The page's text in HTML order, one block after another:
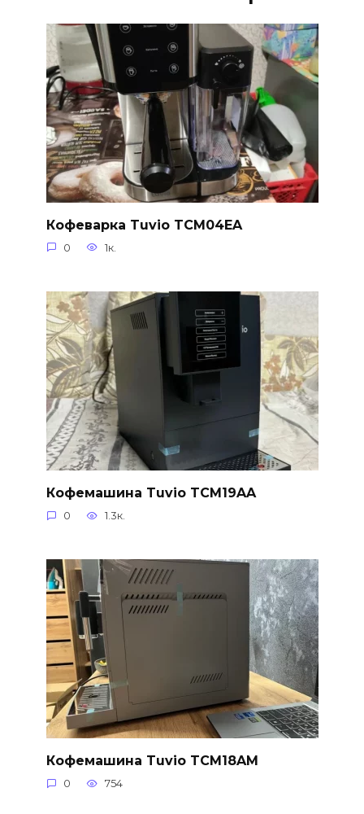
Кофеварка Tuvio TCM04EA
0 1к.
Кофемашина Tuvio TCM19AA
0 1.3к.
Кофемашина Tuvio TCM18AM
0 754